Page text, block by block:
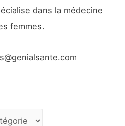
dans la médecine
femmes.